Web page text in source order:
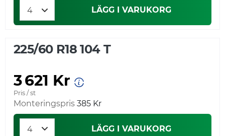
LÄGG I VARUKORG
225/60 R18 104 T
3 621 Kr
Pris / st
Monteringspris 385 Kr
LÄGG I VARUKORG